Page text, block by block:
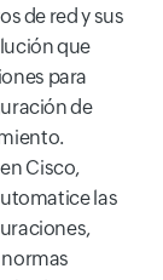
de red y sus
que
para
de
Cisco,
las